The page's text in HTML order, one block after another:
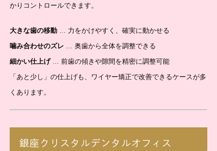
かりコントロールできます。
大きな歯の移動 … 力をかけやすく、確実に動かせる
噛み合わせのズレ … 奥歯から全体を調整できる
細かい仕上げ… 前歯の傾きや隙間を精密に調整可能
「あと少し」の仕上げも、ワイヤー矯正で改善できるケースが多
くあります。
銀座クリスタルデンタルオフィス